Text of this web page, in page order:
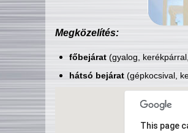
Megközelítés:
főbejárat(gyalog,
hátsó bejárat(gépkocsival,
This page